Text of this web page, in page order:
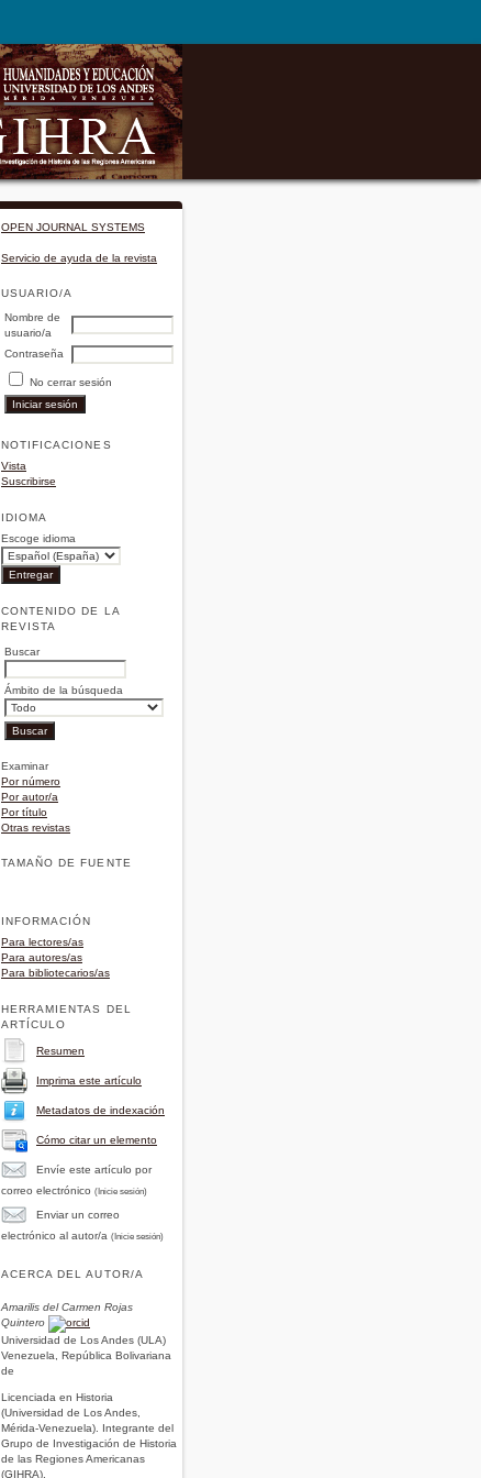
OPEN JOURNAL SYSTEMS
Servicio de ayuda de la revista
USUARIO/A
Nombre de
usuario/a
Contraseña
No cerrar sesión
NOTIFICACIONES
Vista
Suscribirse
IDIOMA
Escoge idioma
CONTENIDO DE LA
REVISTA
Buscar
Ámbito de la búsqueda
Examinar
Por número
Por autor/a
Por título
Otras revistas
TAMAÑO DE FUENTE
INFORMACIÓN
Para lectores/as
Para autores/as
Para bibliotecarios/as
HERRAMIENTAS DEL
ARTÍCULO
Resumen
Imprima este artículo
Metadatos de indexación
Cómo citar un elemento
Envíe este artículo por
correo electrónico (Inicie sesión)
Enviar un correo
electrónico al autor/a (Inicie sesión)
ACERCA DEL AUTOR/A
Amarilis del Carmen Rojas
Quintero
Universidad de Los Andes (ULA)
Venezuela, República Bolivariana
de
Licenciada en Historia
(Universidad de Los Andes,
Mérida-Venezuela). Integrante del
Grupo de Investigación de Historia
de las Regiones Americanas
(GIHRA).